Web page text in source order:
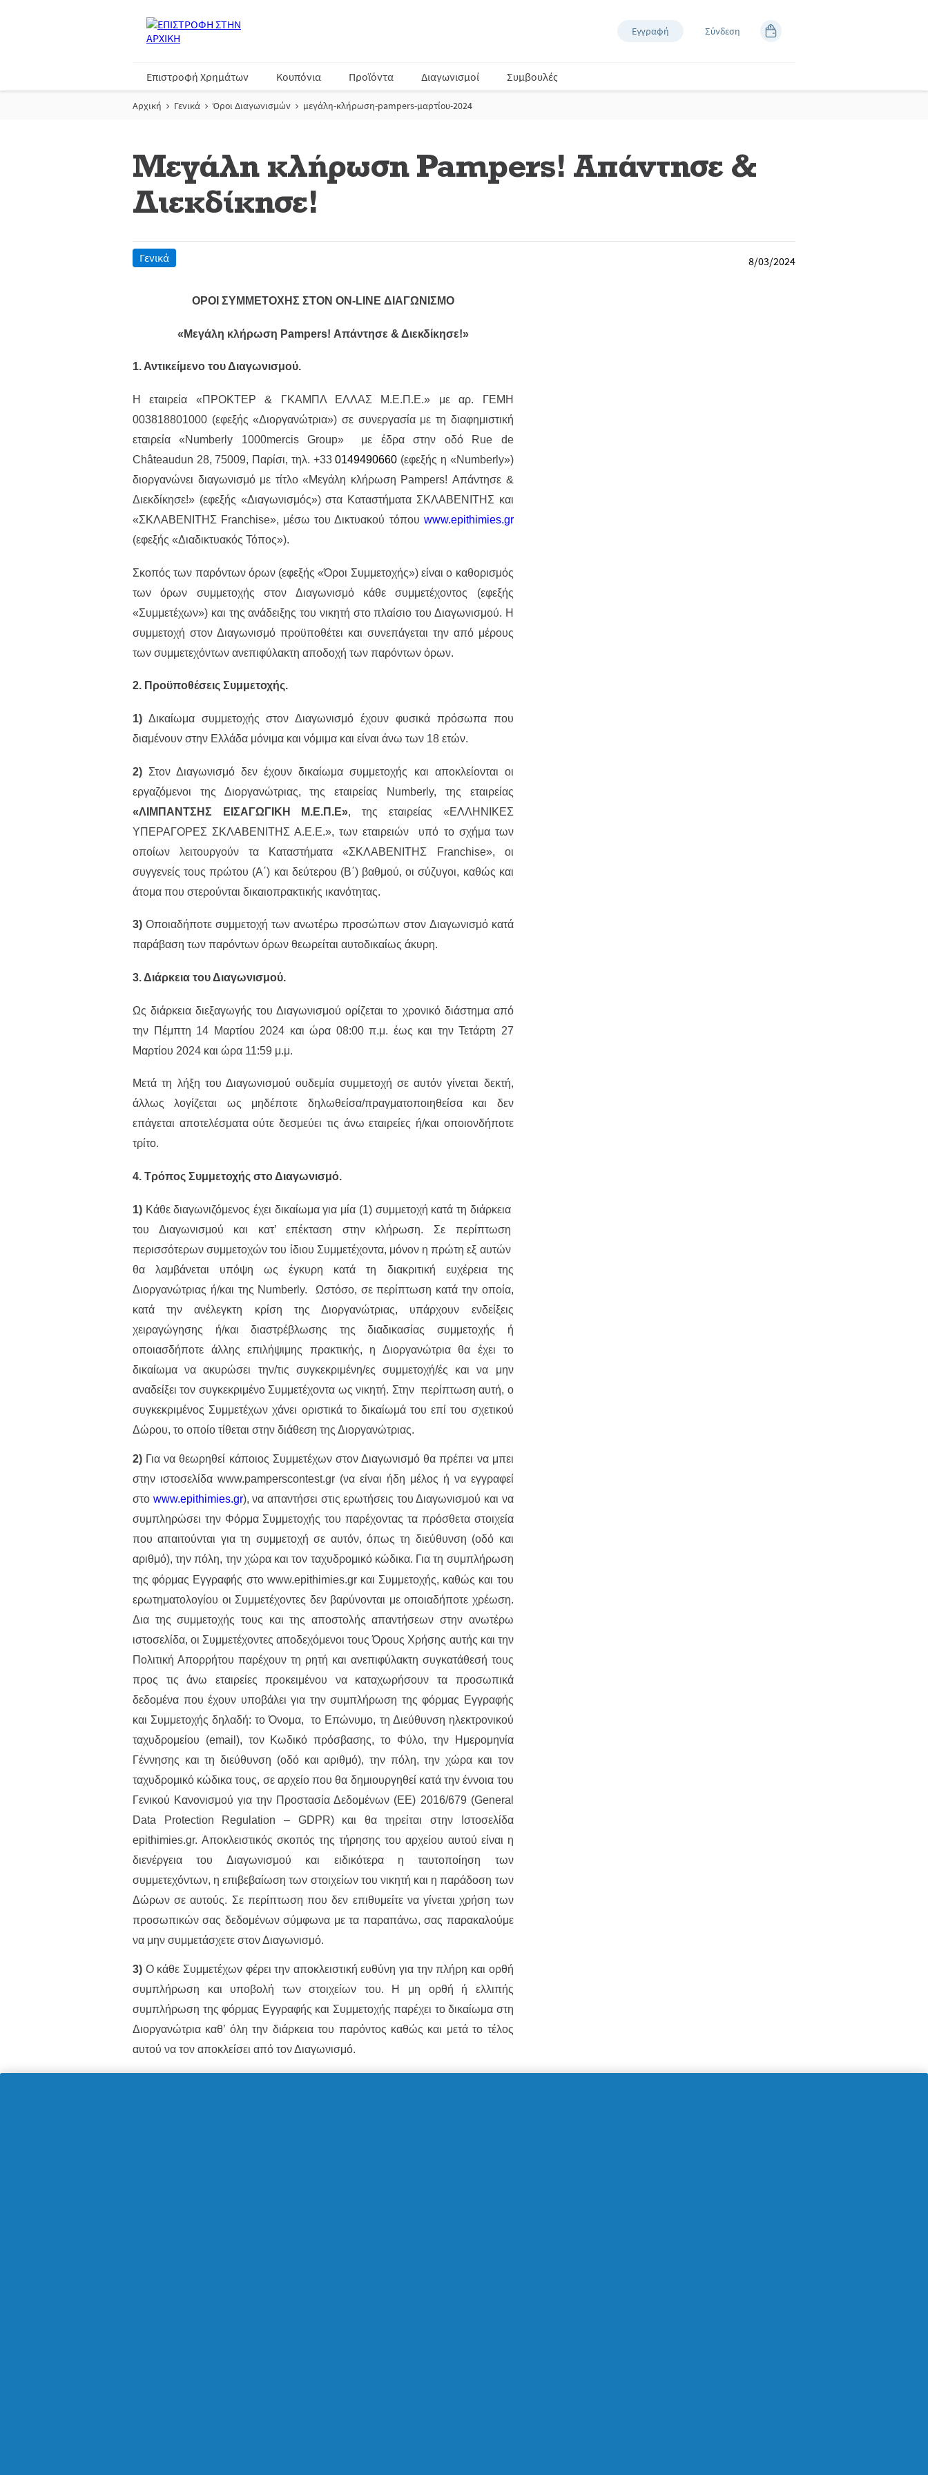
Εγγραφή Σύνδεση
Επιστροφή Χρημάτων Κουπόνια Προϊόντα Διαγωνισμοί Συμβουλές
Αρχική Γενικά Όροι Διαγωνισμών μεγάλη-κλήρωση-pampers-μαρτίου-2024
Μεγάλη κλήρωση Pampers! Απάντησε &
Διεκδίκησε!
Γενικά 8/03/2024
ΟΡΟΙ ΣΥΜΜΕΤΟΧΗΣ ΣΤΟΝ ON-LINE ΔΙΑΓΩΝΙΣΜΟ
«Μεγάλη κλήρωση Pampers! Απάντησε & Διεκδίκησε!»
1. Αντικείμενο του Διαγωνισμού.
H εταιρεία «ΠΡΟΚΤΕΡ & ΓΚΑΜΠΛ ΕΛΛΑΣ M.Ε.Π.Ε.» με αρ. ΓΕΜΗ
003818801000 (εφεξής «Διοργανώτρια») σε συνεργασία με τη διαφημιστική
εταιρεία «Numberly 1000mercis Group» με έδρα στην οδό Rue de
Châteaudun 28, 75009, Παρίσι, τηλ. +330149490660 (εφεξής η «Numberly»)
διοργανώνει διαγωνισμό με τίτλο «Μεγάλη κλήρωση Pampers! Απάντησε &
Διεκδίκησε!» (εφεξής «Διαγωνισμός») στα Καταστήματα ΣΚΛΑΒΕΝΙΤΗΣ και
«ΣΚΛΑΒΕΝΙΤΗΣ Franchise», μέσω του Δικτυακού τόπου www.epithimies.gr
(εφεξής «Διαδικτυακός Τόπος»).
Σκοπός των παρόντων όρων (εφεξής «Όροι Συμμετοχής») είναι ο καθορισμός
των όρων συμμετοχής στον Διαγωνισμό κάθε συμμετέχοντος (εφεξής
«Συμμετέχων») και της ανάδειξης του νικητή στο πλαίσιο του Διαγωνισμού. Η
συμμετοχή στον Διαγωνισμό προϋποθέτει και συνεπάγεται την από μέρους
των συμμετεχόντων ανεπιφύλακτη αποδοχή των παρόντων όρων.
2. Προϋποθέσεις Συμμετοχής.
1) Δικαίωμα συμμετοχής στον Διαγωνισμό έχουν φυσικά πρόσωπα που
διαμένουν στην Ελλάδα μόνιμα και νόμιμα και είναι άνω των 18 ετών.
2) Στον Διαγωνισμό δεν έχουν δικαίωμα συμμετοχής και αποκλείονται οι
εργαζόμενοι της Διοργανώτριας, της εταιρείας Numberly, της εταιρείας
«ΛΙΜΠΑΝΤΣΗΣ ΕΙΣΑΓΩΓΙΚΗ Μ.Ε.Π.Ε», της εταιρείας «ΕΛΛΗΝΙΚΕΣ
ΥΠΕΡΑΓΟΡΕΣ ΣΚΛΑΒΕΝΙΤΗΣ Α.Ε.Ε.», των εταιρειών υπό το σχήμα των
οποίων λειτουργούν τα Καταστήματα «ΣΚΛΑΒΕΝΙΤΗΣ Franchise», οι
συγγενείς τους πρώτου (Α΄) και δεύτερου (Β΄) βαθμού, οι σύζυγοι, καθώς και
άτομα που στερούνται δικαιοπρακτικής ικανότητας.
3) Οποιαδήποτε συμμετοχή των ανωτέρω προσώπων στον Διαγωνισμό κατά
παράβαση των παρόντων όρων θεωρείται αυτοδικαίως άκυρη.
3. Διάρκεια του Διαγωνισμού.
Ως διάρκεια διεξαγωγής του Διαγωνισμού ορίζεται το χρονικό διάστημα από
την Πέμπτη 14 Μαρτίου 2024 και ώρα 08:00 π.μ. έως και την Τετάρτη 27
Μαρτίου 2024 και ώρα 11:59 μ.μ.
Μετά τη λήξη του Διαγωνισμού ουδεμία συμμετοχή σε αυτόν γίνεται δεκτή,
άλλως λογίζεται ως μηδέποτε δηλωθείσα/πραγματοποιηθείσα και δεν
επάγεται αποτελέσματα ούτε δεσμεύει τις άνω εταιρείες ή/και οποιονδήποτε
τρίτο.
4. Τρόπος Συμμετοχής στο Διαγωνισμό.
1) Κάθε διαγωνιζόμενος έχει δικαίωμα για μία (1) συμμετοχή κατά τη διάρκεια
του Διαγωνισμού και κατ’ επέκταση στην κλήρωση. Σε περίπτωση
περισσότερων συμμετοχών του ίδιου Συμμετέχοντα, μόνον η πρώτη εξ αυτών
θα λαμβάνεται υπόψη ως έγκυρη κατά τη διακριτική ευχέρεια της
Διοργανώτριας ή/και της Numberly. Ωστόσο, σε περίπτωση κατά την οποία,
κατά την ανέλεγκτη κρίση της Διοργανώτριας, υπάρχουν ενδείξεις
χειραγώγησης ή/και διαστρέβλωσης της διαδικασίας συμμετοχής ή
οποιασδήποτε άλλης επιλήψιμης πρακτικής, η Διοργανώτρια θα έχει το
δικαίωμα να ακυρώσει την/τις συγκεκριμένη/ες συμμετοχή/ές και να μην
αναδείξει τον συγκεκριμένο Συμμετέχοντα ως νικητή. Στην περίπτωση αυτή, ο
συγκεκριμένος Συμμετέχων χάνει οριστικά το δικαίωμά του επί του σχετικού
Δώρου, το οποίο τίθεται στην διάθεση της Διοργανώτριας.
2) Για να θεωρηθεί κάποιος Συμμετέχων στον Διαγωνισμό θα πρέπει να μπει
στην ιστοσελίδα www.pamperscontest.gr (να είναι ήδη μέλος ή να εγγραφεί
στο www.epithimies.gr), να απαντήσει στις ερωτήσεις του Διαγωνισμού και να
συμπληρώσει την Φόρμα Συμμετοχής του παρέχοντας τα πρόσθετα στοιχεία
που απαιτούνται για τη συμμετοχή σε αυτόν, όπως τη διεύθυνση (οδό και
αριθμό), την πόλη, την χώρα και τον ταχυδρομικό κώδικα. Για τη συμπλήρωση
της φόρμας Εγγραφής στο www.epithimies.gr και Συμμετοχής, καθώς και του
ερωτηματολογίου οι Συμμετέχοντες δεν βαρύνονται με οποιαδήποτε χρέωση.
Δια της συμμετοχής τους και της αποστολής απαντήσεων στην ανωτέρω
ιστοσελίδα, οι Συμμετέχοντες αποδεχόμενοι τους Όρους Χρήσης αυτής και την
Πολιτική Απορρήτου παρέχουν τη ρητή και ανεπιφύλακτη συγκατάθεσή τους
προς τις άνω εταιρείες προκειμένου να καταχωρήσουν τα προσωπικά
δεδομένα που έχουν υποβάλει για την συμπλήρωση της φόρμας Εγγραφής
και Συμμετοχής δηλαδή: το Όνομα, το Επώνυμο, τη Διεύθυνση ηλεκτρονικού
ταχυδρομείου (email), τον Κωδικό πρόσβασης, το Φύλο, την Ημερομηνία
Γέννησης και τη διεύθυνση (οδό και αριθμό), την πόλη, την χώρα και τον
ταχυδρομικό κώδικα τους, σε αρχείο που θα δημιουργηθεί κατά την έννοια του
Γενικού Κανονισμού για την Προστασία Δεδομένων (ΕΕ) 2016/679 (General
Data Protection Regulation – GDPR) και θα τηρείται στην Ιστοσελίδα
epithimies.gr. Αποκλειστικός σκοπός της τήρησης του αρχείου αυτού είναι η
διενέργεια του Διαγωνισμού και ειδικότερα η ταυτοποίηση των
συμμετεχόντων, η επιβεβαίωση των στοιχείων του νικητή και η παράδοση των
Δώρων σε αυτούς. Σε περίπτωση που δεν επιθυμείτε να γίνεται χρήση των
προσωπικών σας δεδομένων σύμφωνα με τα παραπάνω, σας παρακαλούμε
να μην συμμετάσχετε στον Διαγωνισμό.
3) Ο κάθε Συμμετέχων φέρει την αποκλειστική ευθύνη για την πλήρη και ορθή
συμπλήρωση και υποβολή των στοιχείων του. Η μη ορθή ή ελλιπής
συμπλήρωση της φόρμας Εγγραφής και Συμμετοχής παρέχει το δικαίωμα στη
Διοργανώτρια καθ’ όλη την διάρκεια του παρόντος καθώς και μετά το τέλος
αυτού να τον αποκλείσει από τον Διαγωνισμό.